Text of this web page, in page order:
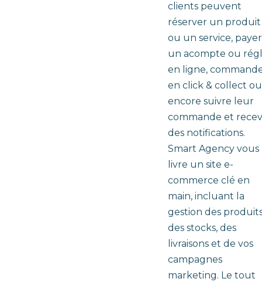
clients peuvent
réserver un produit
ou un service, payer
un acompte ou
en ligne,
en click & collect ou
encore suivre leur
commande et
des notifications.
Smart Agency vous
livre un site e-
commerce clé en
main, incluant la
gestion des
des stocks, des
livraisons et de vos
campagnes
marketing. Le tout